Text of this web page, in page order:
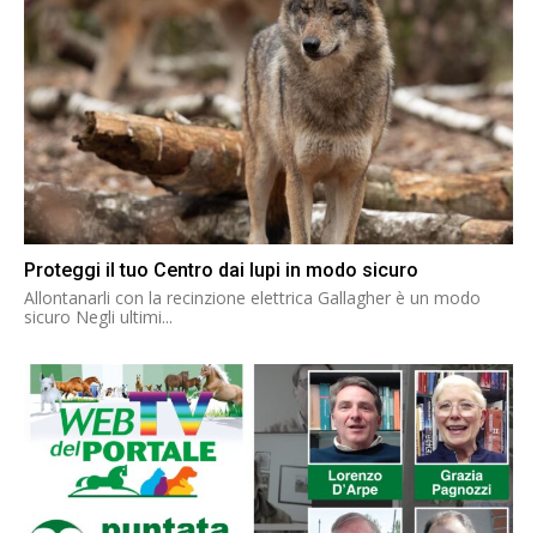
Proteggi il tuo Centro dai lupi in modo sicuro
Allontanarli con la recinzione elettrica Gallagher è un modo
sicuro Negli ultimi...